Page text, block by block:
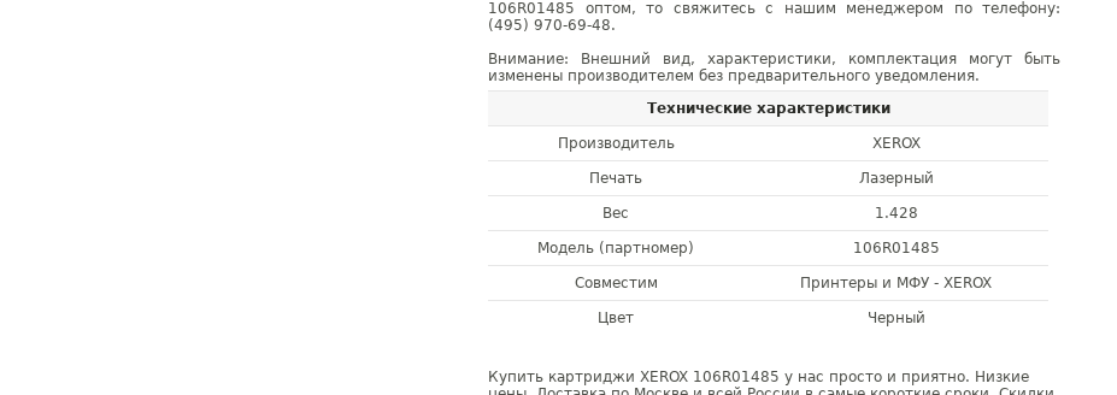
106R01485 оптом, то свяжитесь с нашим менеджером по телефону:
(495) 970-69-48.
Внимание: Внешний вид, характеристики, комплектация могут быть
изменены производителем без предварительного уведомления.
Технические характеристики
Производитель XEROX
Печать Лазерный
Вес 1.428
Модель (партномер) 106R01485
Совместим Принтеры и МФУ - XEROX
Цвет Черный
Купить картриджи XEROX 106R01485 у нас просто и приятно. Низкие